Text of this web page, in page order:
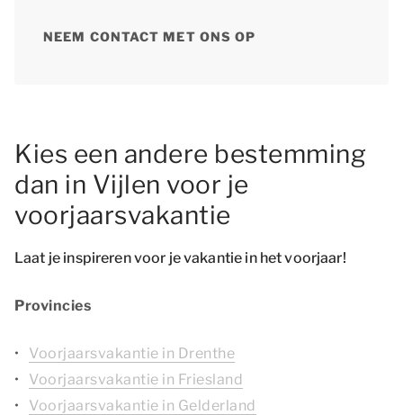
NEEM CONTACT MET ONS OP
Kies een andere bestemming
dan in Vijlen voor je
voorjaarsvakantie
Laat je inspireren voor je vakantie in het voorjaar!
Provincies
Voorjaarsvakantie in Drenthe
Voorjaarsvakantie in Friesland
Voorjaarsvakantie in Gelderland